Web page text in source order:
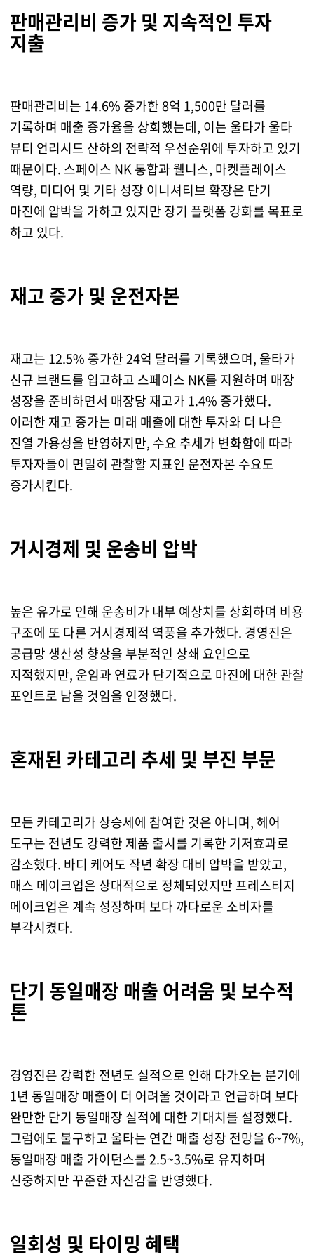
판매관리비 증가 및 지속적인 투자
지출
판매관리비는 14.6% 증가한 8억 1,500만 달러를
기록하며 매출 증가율을 상회했는데, 이는 울타가 울타
뷰티 언리시드 산하의 전략적 우선순위에 투자하고 있기
때문이다. 스페이스 NK 통합과 웰니스, 마켓플레이스
역량, 미디어 및 기타 성장 이니셔티브 확장은 단기
마진에 압박을 가하고 있지만 장기 플랫폼 강화를 목표로
하고 있다.
재고 증가 및 운전자본
재고는 12.5% 증가한 24억 달러를 기록했으며, 울타가
신규 브랜드를 입고하고 스페이스 NK를 지원하며 매장
성장을 준비하면서 매장당 재고가 1.4% 증가했다.
이러한 재고 증가는 미래 매출에 대한 투자와 더 나은
진열 가용성을 반영하지만, 수요 추세가 변화함에 따라
투자자들이 면밀히 관찰할 지표인 운전자본 수요도
증가시킨다.
거시경제 및 운송비 압박
높은 유가로 인해 운송비가 내부 예상치를 상회하며 비용
구조에 또 다른 거시경제적 역풍을 추가했다. 경영진은
공급망 생산성 향상을 부분적인 상쇄 요인으로
지적했지만, 운임과 연료가 단기적으로 마진에 대한 관찰
포인트로 남을 것임을 인정했다.
혼재된 카테고리 추세 및 부진 부문
모든 카테고리가 상승세에 참여한 것은 아니며, 헤어
도구는 전년도 강력한 제품 출시를 기록한 기저효과로
감소했다. 바디 케어도 작년 확장 대비 압박을 받았고,
매스 메이크업은 상대적으로 정체되었지만 프레스티지
메이크업은 계속 성장하며 보다 까다로운 소비자를
부각시켰다.
단기 동일매장 매출 어려움 및 보수적
톤
경영진은 강력한 전년도 실적으로 인해 다가오는 분기에
1년 동일매장 매출이 더 어려울 것이라고 언급하며 보다
완만한 단기 동일매장 실적에 대한 기대치를 설정했다.
그럼에도 불구하고 울타는 연간 매출 성장 전망을 6~7%,
동일매장 매출 가이던스를 2.5~3.5%로 유지하며
신중하지만 꾸준한 자신감을 반영했다.
일회성 및 타이밍 혜택